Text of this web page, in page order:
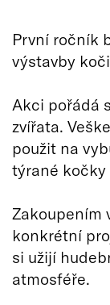
První ročník
výstavby
Akci pořádá
zvířata.
použit na
týrané kočky
Zakoupením
konkrétní
si užijí
atmosféře.